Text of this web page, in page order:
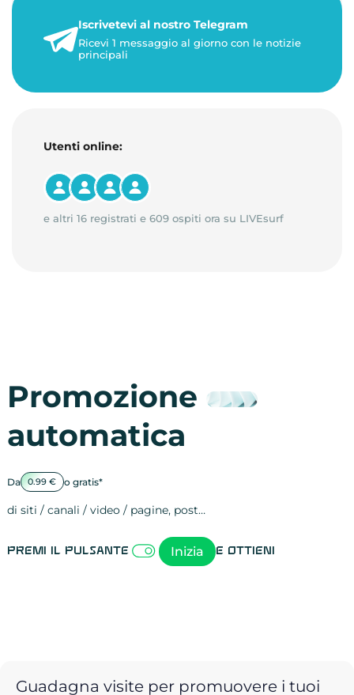
1 minuto di letturaIscrivetevi al nostro Telegram
Ricevi 1 messaggio al giorno con le notizie
principali
Utenti online:
e altri 16 registrati e 609 ospiti ora su LIVEsurf
Promozione
automatica
Da 0.99 € o gratis*
di siti / canali / video / pagine, post…
Premi il pulsante Inizia e ottieni
Guadagna visite per promuovere i tuoi